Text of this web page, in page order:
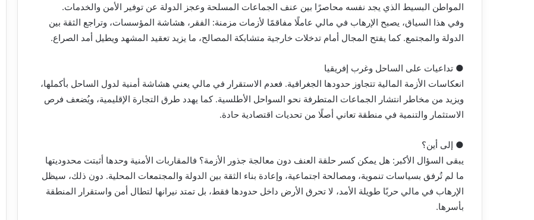
المواطن البسيط الذي يجد نفسه محاصرًا بين عنف الجماعات المسلحة وعجز الدولة عن توفير الأمن والخدمات.
وفي هذا السياق، يصبح الإرهاب في مالي عاملًا مفاقمًا لأزمات مزمنة: الفقر، هشاشة المؤسسات، وتراجع الثقة بين
الدولة والمجتمع. كما يفتح المجال أمام تدخلات خارجية متشابكة المصالح، ما يزيد تعقيد المشهد ويطيل أمد الصراع.
● تداعيات على الساحل وغرب إفريقيا
انعكاسات الأزمة المالية تتجاوز حدودها الجغرافية. فعدم الاستقرار في مالي يعني هشاشة أمنية لدول الساحل بأكملها،
ويزيد من مخاطر انتشار الجماعات المتطرفة نحو السواحل الأطلسية. كما يهدد طرق التجارة الإقليمية، ويُضعف فرص
الاستثمار والتنمية في منطقة تعاني أصلًا من تحديات اقتصادية حادة.
● إلى أين؟
يبقى السؤال الأكبر: هل يمكن كسر حلقة العنف دون معالجة جذور الأزمة؟ فالمقاربات الأمنية وحدها أثبتت محدوديتها
ما لم تُرفق بسياسات تنموية، ومصالحة اجتماعية، وإعادة بناء الثقة بين الدولة والمجتمعات المحلية. دون ذلك، سيظل
الإرهاب في مالي حربًا طويلة الأمد، لا تحرق الأرض داخل حدودها فقط، بل تمتد نيرانها لتطال أمن واستقرار المنطقة
بأسرها.